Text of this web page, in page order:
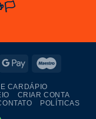
Google
CARDÁPIO
CRIAR CONTA
POLÍTICAS